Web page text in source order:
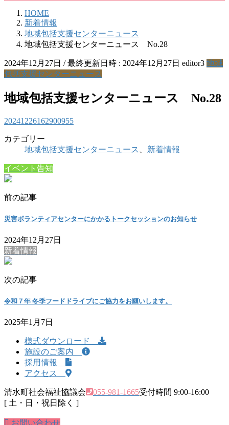
HOME
新着情報
地域包括支援センターニュース
地域包括支援センターニュース No.28
2024年12月27日 / 最終更新日時 : 2024年12月27日 editor3 地域
包括支援センターニュース
地域包括支援センターニュース No.28
20241226162900955
カテゴリー
地域包括支援センターニュース
新着情報
イベント告知
前の記事
災害ボランティアセンターにかかるトークセッションのお知らせ
2024年12月27日
新着情報
次の記事
令和７年 冬季フードドライブにご協力をお願いします。
2025年1月7日
様式ダウンロード
施設のご案内
採用情報
アクセス
清水町社会福祉協議会 055-981-1665受付時間 9:00-16:00
[ 土・日・祝日除く ]
お問い合わせ